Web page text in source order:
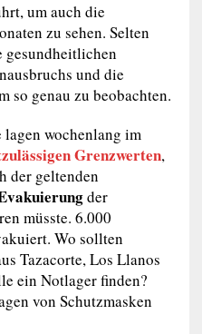
um auch die
zu sehen. Selten
und die
so genau zu beobachten.
wochenlang im
Grenzwerten,
der geltenden
der
müsste. 6.000
Wo sollten
Tazacorte, Los Llanos
ein Notlager finden?
von Schutzmasken